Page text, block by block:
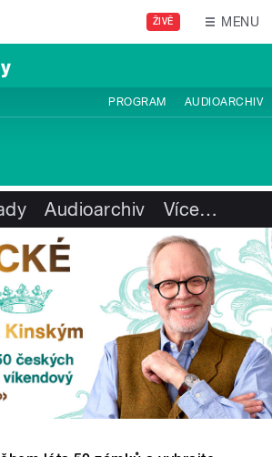
ŽIVĚ MENU
PROGRAM AUDIOARCHIV
Audioarchiv Více…